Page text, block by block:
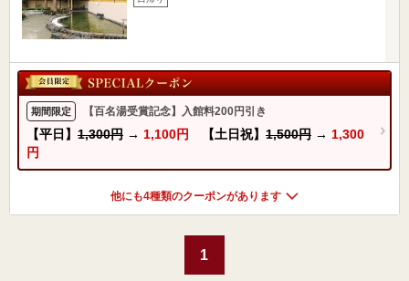
期間限定 【百名湯受賞記念】入館料200円引き
【平日】 1,300円 → 1,100円 【土日祝】 1,500円 → 1,300
円
他にも4種類のクーポンがあります
1